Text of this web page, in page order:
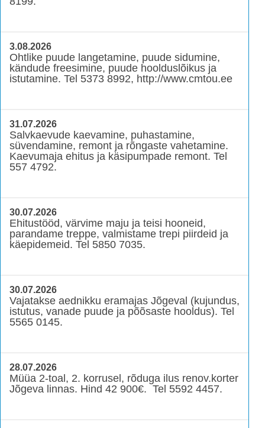
3.08.2026
Ohtlike puude langetamine, puude sidumine,
kändude freesimine, puude hoolduslõikus ja
istutamine. Tel 5373 8992, http://www.cmtou.ee
31.07.2026
Salvkaevude kaevamine, puhastamine,
süvendamine, remont ja rõngaste vahetamine.
Kaevumaja ehitus ja käsipumpade remont. Tel
557 4792.
30.07.2026
Ehitustööd, värvime maju ja teisi hooneid,
parandame treppe, valmistame trepi piirdeid ja
käepidemeid. Tel 5850 7035.
30.07.2026
Vajatakse aednikku eramajas Jõgeval (kujundus,
istutus, vanade puude ja põõsaste hooldus). Tel
5565 0145.
28.07.2026
Müüa 2-toal, 2. korrusel, rõduga ilus renov.korter
Jõgeva linnas. Hind 42 900€. Tel 5592 4457.